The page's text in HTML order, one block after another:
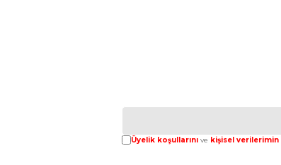
Üyelik koşullarını ve kişisel verilerimin